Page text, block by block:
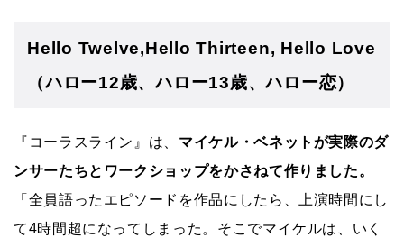
Hello Twelve,Hello Thirteen, Hello Love
（ハロー12歳、ハロー13歳、ハロー恋）
『コーラスライン』は、 マイケル・ベネットが実際のダ
ンサーたちとワークショップをかさねて作りました。
「全員語ったエピソードを作品にしたら、上演時間にし
て4時間超になってしまった。そこでマイケルは、いく